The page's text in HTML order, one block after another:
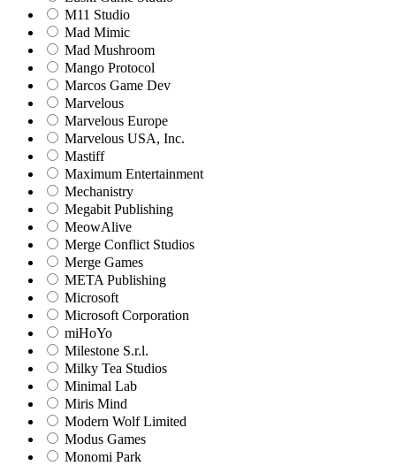
M11 Studio
Mad Mimic
Mad Mushroom
Mango Protocol
Marcos Game Dev
Marvelous
Marvelous Europe
Marvelous USA, Inc.
Mastiff
Maximum Entertainment
Mechanistry
Megabit Publishing
MeowAlive
Merge Conflict Studios
Merge Games
META Publishing
Microsoft
Microsoft Corporation‬
miHoYo
Milestone S.r.l.
Milky Tea Studios
Minimal Lab
Miris Mind
Modern Wolf Limited
Modus Games
Monomi Park